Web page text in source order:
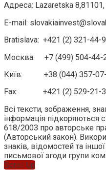
Адреса: Lazaretska
E-mail:
Bratislava: +421 (2) 321-44-
Москва: +7 (499) 504-44-
Київ: +38 (044) 357-
Fax: +421 (2) 529-21-
Всі тексти, зображення,
інформація
618/2003 про авторське
(Авторський закон).
знаків, відомостей та
письмової згоди групи
Scroll Up